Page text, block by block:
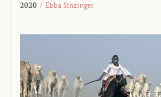
2020 / Ebba Sinzinger